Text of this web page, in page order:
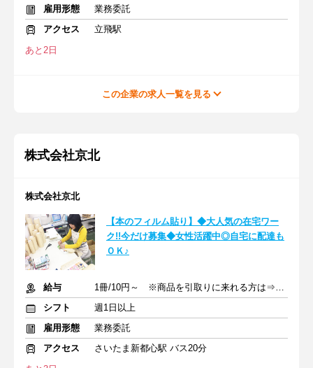
雇用形態
業務委託
アクセス
立飛駅
あと2日
この企業の求人一覧を見る
株式会社京北
株式会社京北
【本のフィルム貼り】◆大人気の在宅ワー
ク!!今だけ募集◆女性活躍中◎自宅に配達も
ＯＫ♪
給与
1冊/10円～ ※商品を引取りに来れる方は⇒1冊/12円～
シフト
週1日以上
雇用形態
業務委託
アクセス
さいたま新都心駅 バス20分